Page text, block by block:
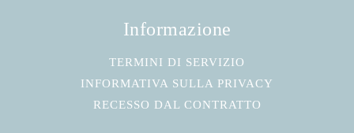
Informazione
TERMINI DI SERVIZIO
INFORMATIVA SULLA PRIVACY
RECESSO DAL CONTRATTO